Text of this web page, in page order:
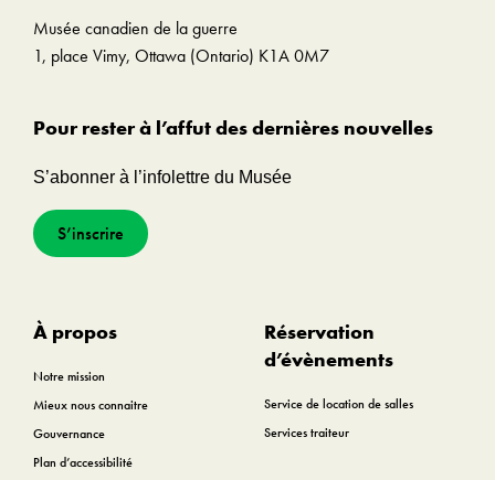
Musée canadien de la guerre
1, place Vimy, Ottawa (Ontario) K1A 0M7
Pour rester à l’affut des dernières nouvelles
S’abonner à l’infolettre du Musée
S’inscrire
À propos
Notre mission
Mieux nous connaitre
Gouvernance
Plan d’accessibilité
Réservation
d’évènements
Service de location de salles
Services traiteur